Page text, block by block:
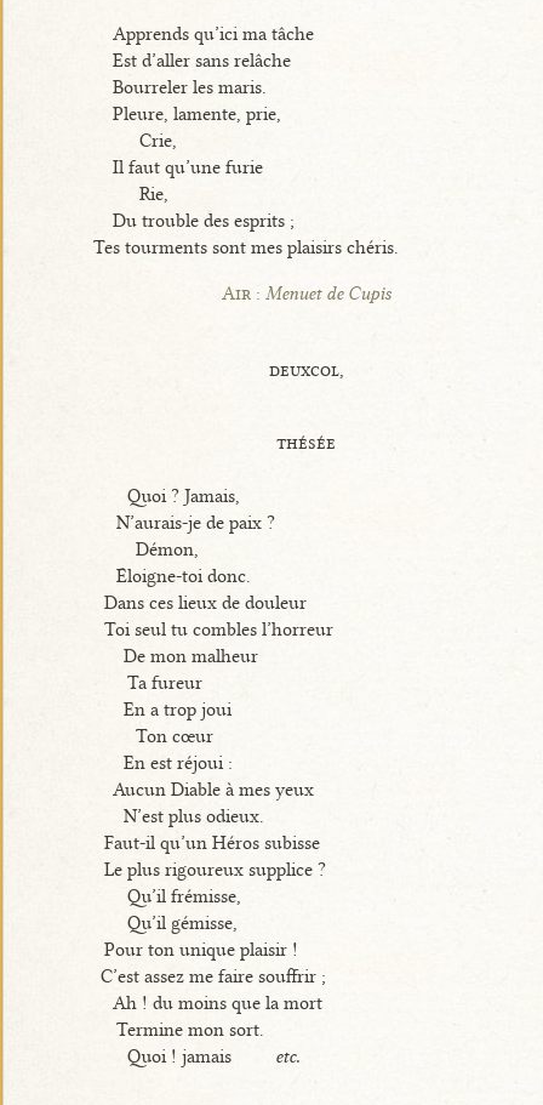
Apprends qu’ici ma tâche
Est d’aller sans relâche
Bourreler les maris.
Pleure, lamente, prie,
Crie,
Il faut qu’une furie
Rie,
Du trouble des esprits ;
Tes tourments sont mes plaisirs chéris.
Air : Menuet de Cupis
deuxcol,
thésée
Quoi ? Jamais,
N’aurais-je de paix ?
Démon,
Éloigne-toi donc.
Dans ces lieux de douleur
Toi seul tu combles l’horreur
De mon malheur
Ta fureur
En a trop joui
Ton cœur
En est réjoui :
Aucun Diable à mes yeux
N’est plus odieux.
Faut-il qu’un Héros subisse
Le plus rigoureux supplice ?
Qu’il frémisse,
Qu’il gémisse,
Pour ton unique plaisir !
C’est assez me faire souffrir ;
Ah ! du moins que la mort
Termine mon sort.
Quoi ! jamais
etc.